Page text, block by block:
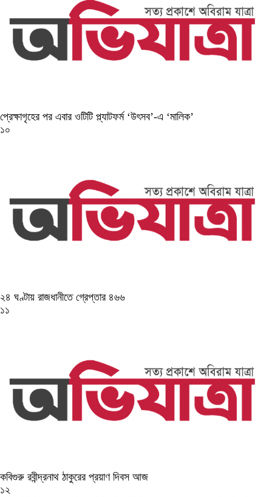
প্রেক্ষাগৃহের পর এবার ওটিটি প্ল্যাটফর্ম ‘উৎসব’-এ ‘মালিক’
১০
২৪ ঘণ্টায় রাজধানীতে গ্রেপ্তার ৪৬৬
১১
কবিগুরু রবীন্দ্রনাথ ঠাকুরের প্রয়াণ দিবস আজ
১২